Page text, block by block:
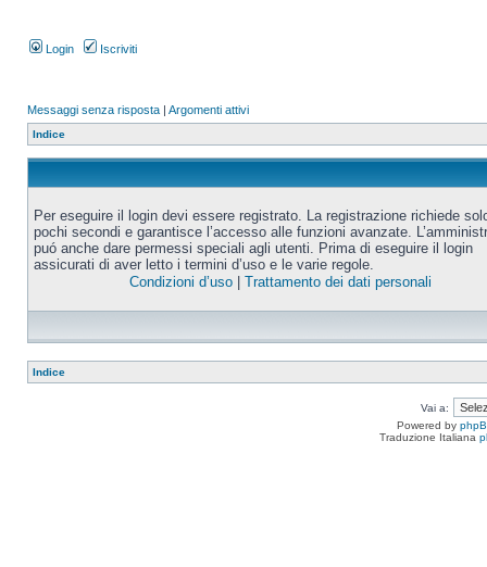
Login Iscriviti
Messaggi senza risposta | Argomenti attivi
Indice
Per eseguire il login devi essere registrato. La registrazione richiede
pochi secondi e garantisce l’accesso alle funzioni avanzate.
puó anche dare permessi speciali agli utenti. Prima di eseguire il login
assicurati di aver letto i termini d’uso e le varie regole.
Condizioni d’uso| Trattamento dei dati personali
Indice
Vai a:
Powered by
Traduzione Italiana